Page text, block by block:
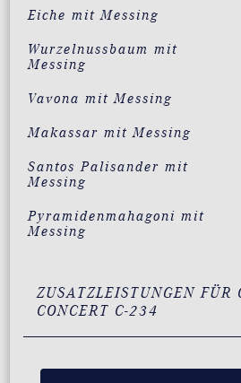
Eiche mit Messing
Wurzelnussbaum mit
Messing
Vavona mit Messing
Makassar mit Messing
Santos Palisander mit
Messing
Pyramidenmahagoni mit
Messing
ZUSATZLEISTUNGEN FÜR
CONCERT C-234